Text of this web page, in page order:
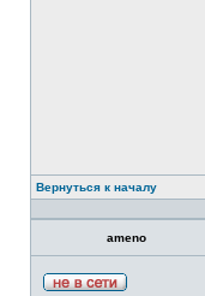
Вернуться к началу
ameno